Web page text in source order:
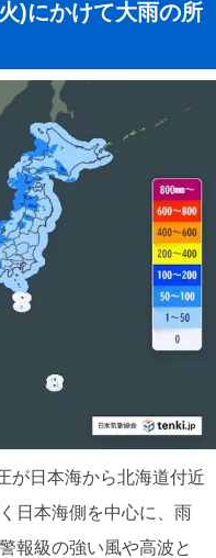
)にかけて大雨の所
が日本海から北海道付近
日本海側を中心に、雨
報級の強い風や高波と